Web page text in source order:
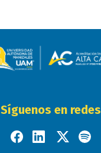
Síguenos en redes